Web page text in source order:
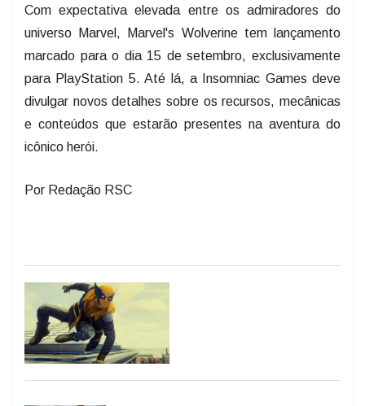
Com expectativa elevada entre os admiradores do
universo Marvel, Marvel's Wolverine tem lançamento
marcado para o dia 15 de setembro, exclusivamente
para PlayStation 5. Até lá, a Insomniac Games deve
divulgar novos detalhes sobre os recursos, mecânicas
e conteúdos que estarão presentes na aventura do
icônico herói.
Por Redação RSC